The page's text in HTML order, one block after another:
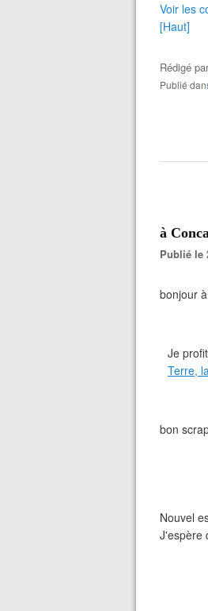
Voir les
[Haut]
Rédigé
Publié
à
Publié
bonjour
Je
Terre,
bon
Nouvel
J'espère